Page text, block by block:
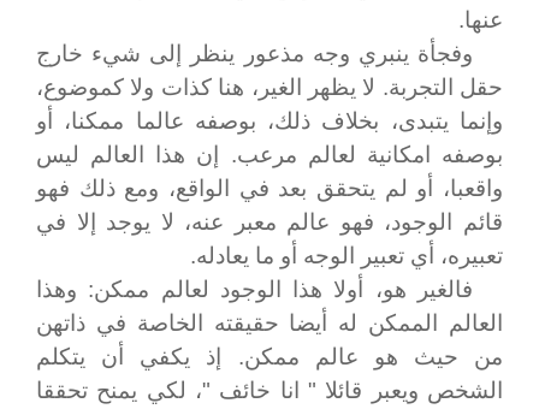
عنها.
وفجأة ينبري وجه مذعور ينظر إلى شيء خارج
حقل التجربة. لا يظهر الغير، هنا كذات ولا كموضوع،
وإنما يتبدى، بخلاف ذلك، بوصفه عالما ممكنا، أو
بوصفه امكانية لعالم مرعب. إن هذا العالم ليس
واقعبا، أو لم يتحقق بعد في الواقع، ومع ذلك فهو
قائم الوجود، فهو عالم معبر عنه، لا يوجد إلا في
تعبيره، أي تعبير الوجه أو ما يعادله.
فالغير هو، أولا هذا الوجود لعالم ممكن: وهذا
العالم الممكن له أيضا حقيقته الخاصة في ذاتهن
من حيث هو عالم ممكن. إذ يكفي أن يتكلم
الشخص ويعبر قائلا " انا خائف "، لكي يمنح تحققا